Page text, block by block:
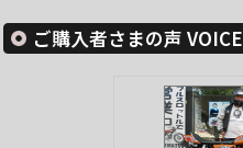
ご購入者さまの声 VOICE